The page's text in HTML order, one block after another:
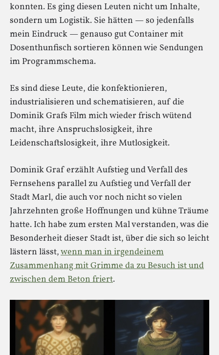
konnten. Es ging diesen Leuten nicht um Inhalte,
sondern um Logistik. Sie hätten — so jedenfalls
mein Eindruck — genauso gut Container mit
Dosenthunfisch sortieren können wie Sendungen
im Programmschema.
Es sind diese Leute, die konfektionieren,
industrialisieren und schematisieren, auf die
Dominik Grafs Film mich wieder frisch wütend
macht, ihre Anspruchslosigkeit, ihre
Leidenschaftslosigkeit, ihre Mutlosigkeit.
Dominik Graf erzählt Aufstieg und Verfall des
Fernsehens parallel zu Aufstieg und Verfall der
Stadt Marl, die auch vor noch nicht so vielen
Jahrzehnten große Hoffnungen und kühne Träume
hatte. Ich habe zum ersten Mal verstanden, was die
Besonderheit dieser Stadt ist, über die sich so leicht
lästern lässt,wenn man in irgendeinem
Zusammenhang mit Grimme da zu Besuch ist und
zwischen dem Beton friert.